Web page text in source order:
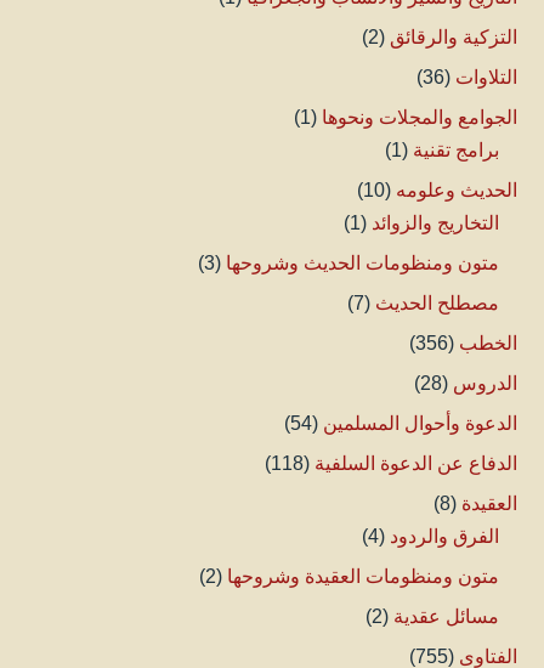
التزكية والرقائق (2)
التلاوات (36)
الجوامع والمجلات ونحوها (1)
برامج تقنية (1)
الحديث وعلومه (10)
التخاريج والزوائد (1)
متون ومنظومات الحديث وشروحها (3)
مصطلح الحديث (7)
الخطب (356)
الدروس (28)
الدعوة وأحوال المسلمين (54)
الدفاع عن الدعوة السلفية (118)
العقيدة (8)
الفرق والردود (4)
متون ومنظومات العقيدة وشروحها (2)
مسائل عقدية (2)
الفتاوى (755)